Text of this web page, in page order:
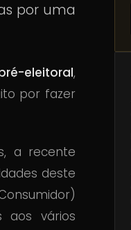
por uma
eleitoral,
por fazer
a recente
deste
aos vários